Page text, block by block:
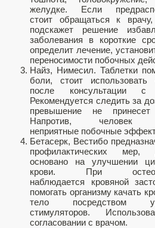
желудке. Если
стоит обращаться к
подскажет решение
заболевания в короткие
определит лечение,
переносимости побочных
Найз, Нимесил. Таблетки
боли, стоит использовать
после консультации с
Рекомендуется следить за
превышение не принесет
Напротив, человек
неприятные побочные
Бетасерк, Вестибо
профилактических мер,
основано на улучшении
крови. При
наблюдается кровяной
помогать организму качать
тело посредством
стимуляторов.
согласовании с врачом.